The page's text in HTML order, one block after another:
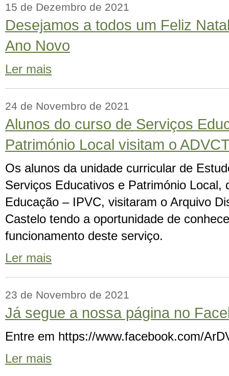
15 de Dezembro de 2021
Desejamos a todos um Feliz
Ano Novo
Ler mais
24 de Novembro de 2021
Alunos do curso de Serviços
Património Local visitam o
Os alunos da unidade curricular de
Serviços Educativos e Património Local,
Educação – IPVC, visitaram o Arquivo
Castelo tendo a oportunidade de
funcionamento deste serviço.
Ler mais
23 de Novembro de 2021
Já segue a nossa página no
Entre em https://www.facebook.com/
Ler mais